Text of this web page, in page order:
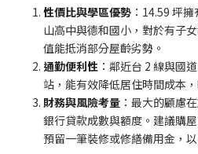
性價比與學區優勢 ：14.59 坪
山高中與德和國小，對於有子
值能抵消部分屋齡劣勢。
通勤便利性 ：鄰近台 2 線與國
站，能有效降低居住時間成本
財務與風險考量 ：最大的顧慮
銀行貸款成數與額度。建議購
預留一筆裝修或修繕備用金，